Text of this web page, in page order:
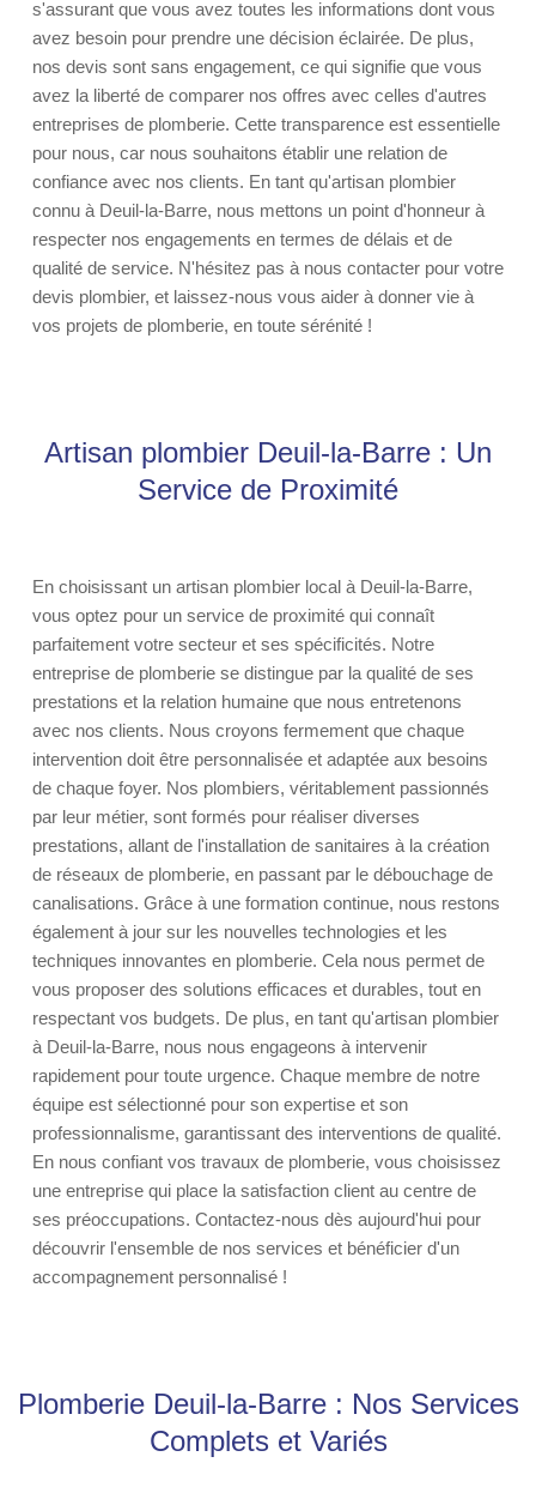
s'assurant que vous avez toutes les informations dont vous
avez besoin pour prendre une décision éclairée. De plus,
nos devis sont sans engagement, ce qui signifie que vous
avez la liberté de comparer nos offres avec celles d'autres
entreprises de plomberie. Cette transparence est essentielle
pour nous, car nous souhaitons établir une relation de
confiance avec nos clients. En tant qu'artisan plombier
connu à Deuil-la-Barre, nous mettons un point d'honneur à
respecter nos engagements en termes de délais et de
qualité de service. N'hésitez pas à nous contacter pour votre
devis plombier, et laissez-nous vous aider à donner vie à
vos projets de plomberie, en toute sérénité !
Artisan plombier Deuil-la-Barre : Un
Service de Proximité
En choisissant un artisan plombier local à Deuil-la-Barre,
vous optez pour un service de proximité qui connaît
parfaitement votre secteur et ses spécificités. Notre
entreprise de plomberie se distingue par la qualité de ses
prestations et la relation humaine que nous entretenons
avec nos clients. Nous croyons fermement que chaque
intervention doit être personnalisée et adaptée aux besoins
de chaque foyer. Nos plombiers, véritablement passionnés
par leur métier, sont formés pour réaliser diverses
prestations, allant de l'installation de sanitaires à la création
de réseaux de plomberie, en passant par le débouchage de
canalisations. Grâce à une formation continue, nous restons
également à jour sur les nouvelles technologies et les
techniques innovantes en plomberie. Cela nous permet de
vous proposer des solutions efficaces et durables, tout en
respectant vos budgets. De plus, en tant qu'artisan plombier
à Deuil-la-Barre, nous nous engageons à intervenir
rapidement pour toute urgence. Chaque membre de notre
équipe est sélectionné pour son expertise et son
professionnalisme, garantissant des interventions de qualité.
En nous confiant vos travaux de plomberie, vous choisissez
une entreprise qui place la satisfaction client au centre de
ses préoccupations. Contactez-nous dès aujourd'hui pour
découvrir l'ensemble de nos services et bénéficier d'un
accompagnement personnalisé !
Plomberie Deuil-la-Barre : Nos Services
Complets et Variés